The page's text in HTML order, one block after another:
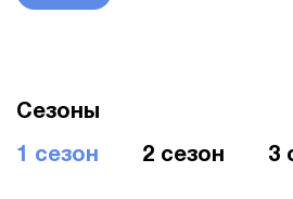
Сезоны
1 сезон 2 сезон 3